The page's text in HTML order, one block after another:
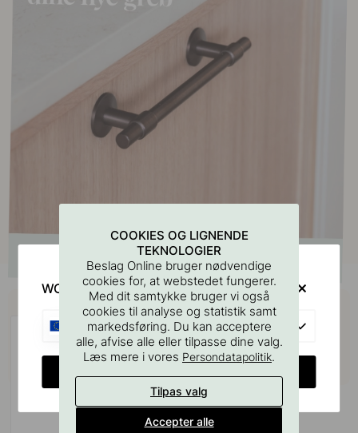
Køb sammen med
COOKIES OG LIGNENDE
TEKNOLOGIER
Beslag Online bruger nødvendige
cookies for, at webstedet fungerer.
Med dit samtykke bruger vi også
cookies til analyse og statistik samt
markedsføring. Du kan acceptere
alle, afvise alle eller tilpasse dine valg.
Læs mere i vores Persondatapolitik.
Tilpas valg
Accepter alle
WOULD YOU RATHER VISIT?
EU